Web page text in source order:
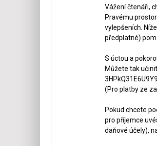
Vážení čtenáři,
Pravému
vylepšeních.
předplatné)
S úctou a
Můžete tak
(Pro platby ze
Pokud chcete
pro příjemce
daňové účely),